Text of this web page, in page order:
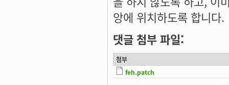
앙에 위치하도록 합니다.
댓글 첨부 파일:
첨부
feh.patch